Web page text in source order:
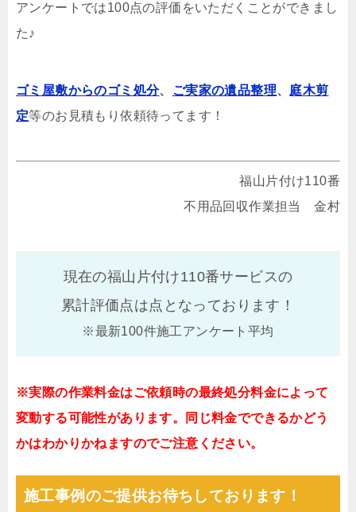
アンケートでは100点の評価をいただくことができまし
た♪
ゴミ屋敷からのゴミ処分、 ご実家の遺品整理、 庭木剪
定等のお見積もり依頼待ってます！
福山片付け110番
不用品回収作業担当 金村
現在の福山片付け110番サービスの
累計評価点は点となっております！
※最新100件施工アンケート平均
※実際の作業料金はご依頼時の最終処分料金によって
変動する可能性があります。同じ料金でできるかどう
かはわかりかねますのでご注意ください。
施工事例のご提供お待ちしております！